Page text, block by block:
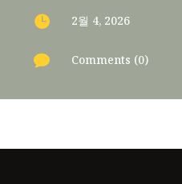
 2월 4, 2026
 Comments (0)